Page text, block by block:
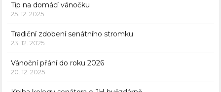
Tip na domácí vánočku
25. 12. 2025
Tradiční zdobení senátního stromku
23. 12. 2025
Vánoční přání do roku 2026
20. 12. 2025